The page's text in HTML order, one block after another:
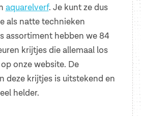
aquarelverf. Je kunt ze dus
als natte technieken
assortiment hebben we 84
krijtjes die allemaal los
onze website. De
deze krijtjes is uitstekend en
helder.